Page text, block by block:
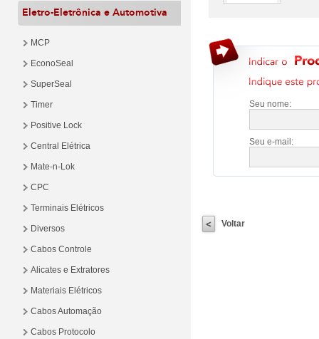
Eletro-Eletrônica e Automotiva
MCP
EconoSeal
SuperSeal
Timer
Positive Lock
Central Elétrica
Mate-n-Lok
CPC
Terminais Elétricos
Diversos
Cabos Controle
Alicates e Extratores
Materiais Elétricos
Cabos Automação
Cabos Protocolo
Seu nome:
Seu e-mail:
Voltar